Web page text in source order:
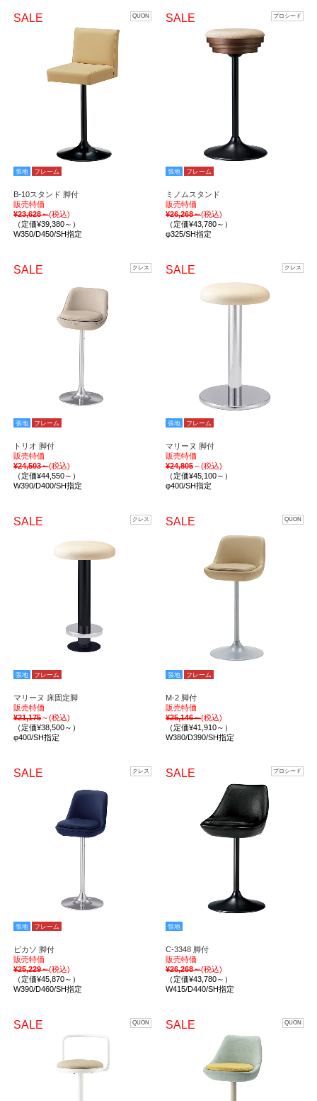
SALE QUON
張地 フレーム
B-10スタンド 脚付
販売特価
¥23,628～(税込)
（定価¥39,380～）
W350/D450/SH指定
SALE プロシード
張地 フレーム
ミノムスタンド
販売特価
¥26,268～(税込)
（定価¥43,780～）
φ325/SH指定
SALE クレス
張地 フレーム
トリオ 脚付
販売特価
¥24,503～(税込)
（定価¥44,550～）
W390/D400/SH指定
SALE クレス
張地 フレーム
マリーヌ 脚付
販売特価
¥24,805～(税込)
（定価¥45,100～）
φ400/SH指定
SALE クレス
張地 フレーム
マリーヌ 床固定脚
販売特価
¥21,175～(税込)
（定価¥38,500～）
φ400/SH指定
SALE QUON
張地 フレーム
M-2 脚付
販売特価
¥25,146～(税込)
（定価¥41,910～）
W380/D390/SH指定
SALE クレス
張地 フレーム
ピカソ 脚付
販売特価
¥25,229～(税込)
（定価¥45,870～）
W390/D460/SH指定
SALE プロシード
張地
C-3348 脚付
販売特価
¥26,268～(税込)
（定価¥43,780～）
W415/D440/SH指定
SALE QUON SALE QUON